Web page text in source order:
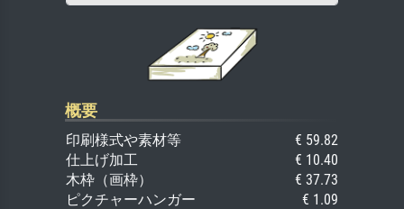
概要
印刷様式や素材等
€ 59.82
仕上げ加工
€ 10.40
木枠（画枠）
€ 37.73
ピクチャーハンガー
€ 1.09